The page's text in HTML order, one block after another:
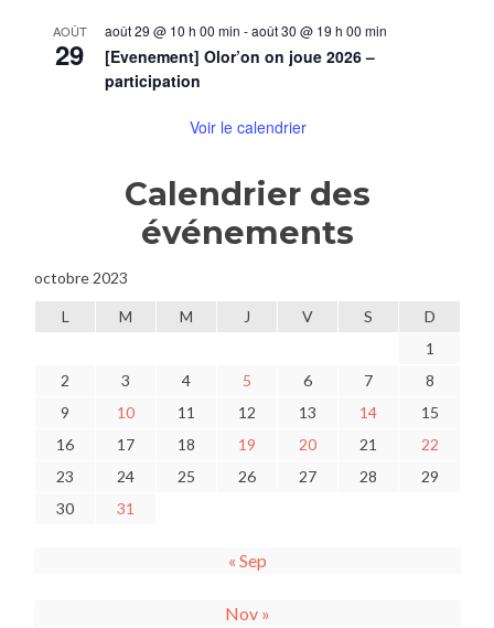
AOÛT
29
août 29 @ 10 h 00 min -août 30 @ 19 h 00 min
[Evenement] Olor’on on joue 2026 –
participation
Voir le calendrier
Calendrier des
événements
octobre 2023
L M M J V S
D
1
2
3 4 5 6 7
8
9
10 11 12 13 14
15
16
17 18 19 20 21
22
23
24 25 26 27 28
29
30
31
« Sep
Nov »